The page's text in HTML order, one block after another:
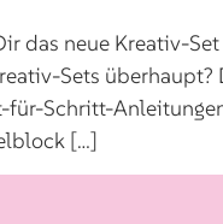
das neue Kreativ-
Sets
Schritt-
[…]